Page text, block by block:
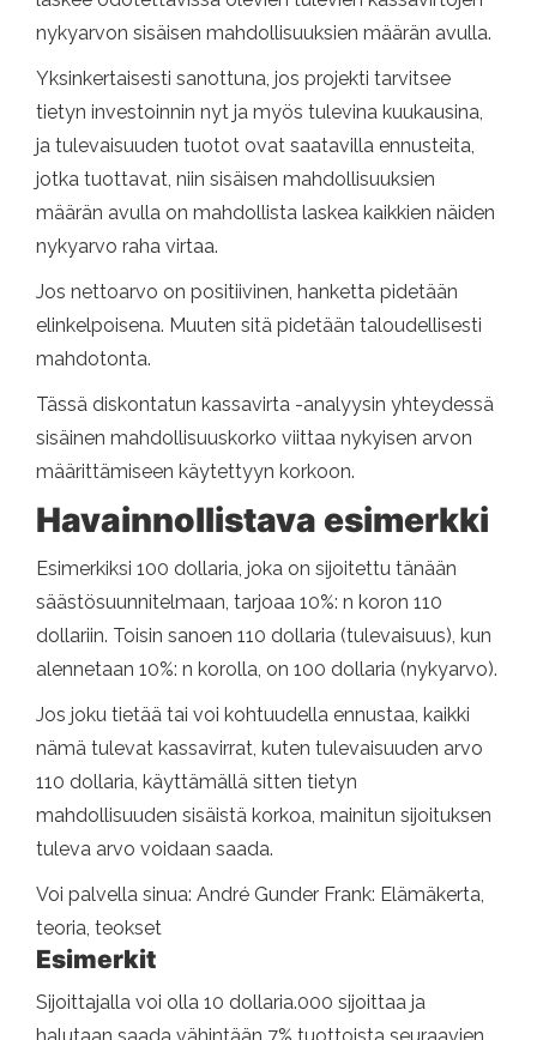
nykyarvon sisäisen mahdollisuuksien määrän avulla.
Yksinkertaisesti sanottuna, jos projekti tarvitsee
tietyn investoinnin nyt ja myös tulevina kuukausina,
ja tulevaisuuden tuotot ovat saatavilla ennusteita,
jotka tuottavat, niin sisäisen mahdollisuuksien
määrän avulla on mahdollista laskea kaikkien näiden
nykyarvo raha virtaa.
Jos nettoarvo on positiivinen, hanketta pidetään
elinkelpoisena. Muuten sitä pidetään taloudellisesti
mahdotonta.
Tässä diskontatun kassavirta -analyysin yhteydessä
sisäinen mahdollisuuskorko viittaa nykyisen arvon
määrittämiseen käytettyyn korkoon.
Havainnollistava esimerkki
Esimerkiksi 100 dollaria, joka on sijoitettu tänään
säästösuunnitelmaan, tarjoaa 10%: n koron 110
dollariin. Toisin sanoen 110 dollaria (tulevaisuus), kun
alennetaan 10%: n korolla, on 100 dollaria (nykyarvo).
Jos joku tietää tai voi kohtuudella ennustaa, kaikki
nämä tulevat kassavirrat, kuten tulevaisuuden arvo
110 dollaria, käyttämällä sitten tietyn
mahdollisuuden sisäistä korkoa, mainitun sijoituksen
tuleva arvo voidaan saada.
Voi palvella sinua: André Gunder Frank: Elämäkerta,
teoria, teokset
Esimerkit
Sijoittajalla voi olla 10 dollaria.000 sijoittaa ja